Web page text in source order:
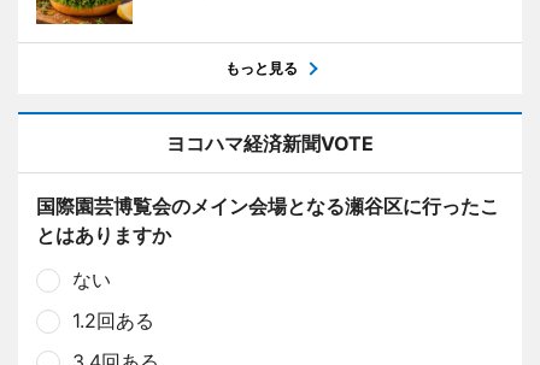
もっと見る
ヨコハマ経済新聞VOTE
国際園芸博覧会のメイン会場となる瀬谷区に行ったこ
とはありますか
ない
1.2回ある